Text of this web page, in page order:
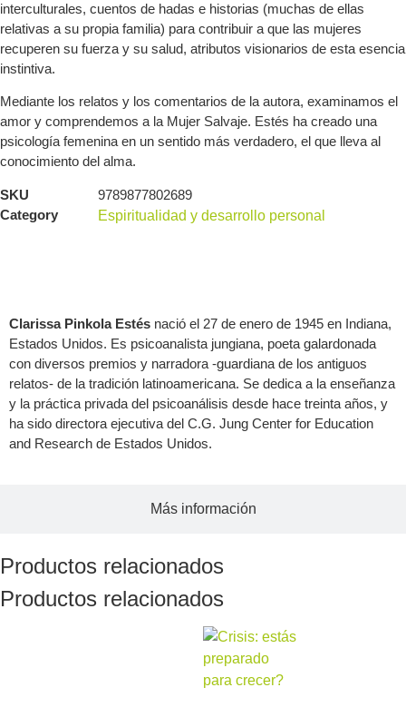
interculturales, cuentos de hadas e historias (muchas de ellas
relativas a su propia familia) para contribuir a que las mujeres
recuperen su fuerza y su salud, atributos visionarios de esta esencia
instintiva.
Mediante los relatos y los comentarios de la autora, examinamos el
amor y comprendemos a la Mujer Salvaje. Estés ha creado una
psicología femenina en un sentido más verdadero, el que lleva al
conocimiento del alma.
SKU
9789877802689
Category
Espiritualidad y desarrollo personal
Más información
Clarissa Pinkola Estés nació el 27 de enero de 1945 en Indiana,
Estados Unidos. Es psicoanalista jungiana, poeta galardonada
con diversos premios y narradora -guardiana de los antiguos
relatos- de la tradición latinoamericana. Se dedica a la enseñanza
y la práctica privada del psicoanálisis desde hace treinta años, y
ha sido directora ejecutiva del C.G. Jung Center for Education
and Research de Estados Unidos.
Productos relacionados
Productos relacionados